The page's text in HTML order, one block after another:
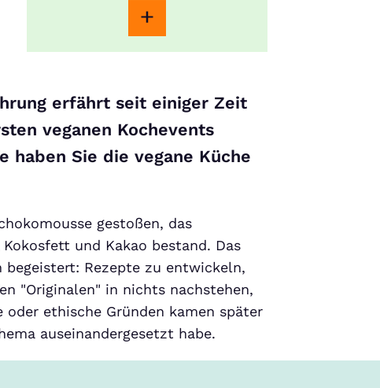
erfährt seit einiger Zeit
veganen Kochevents
haben Sie die vegane Küche
gestoßen, das
und Kakao bestand. Das
begeistert: Rezepte zu entwickeln,
"Originalen" in nichts nachstehen,
ethische Gründen kamen später
auseinandergesetzt habe.